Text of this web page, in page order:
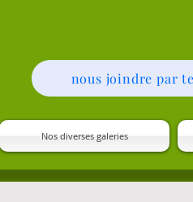
nous joindre par
Nos diverses galeries